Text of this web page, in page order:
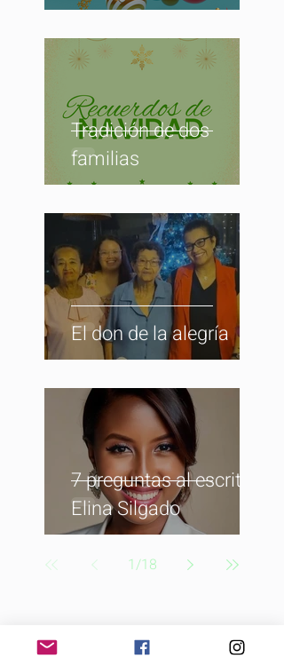
Tradición de dos
familias
El don de la alegría
7 preguntas al escritor:
Elina Silgado
1/18